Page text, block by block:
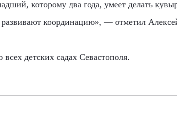
которому два года, умеет делать
развивают координацию», — отметил
детских садах Севастополя.